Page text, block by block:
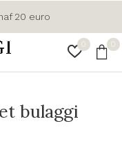
0 0
20 euro
bulaggi